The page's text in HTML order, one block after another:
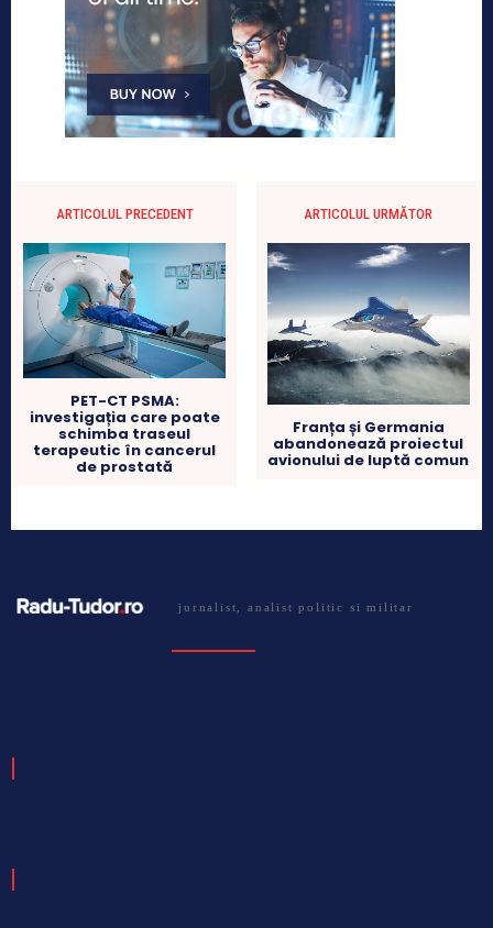
ARTICOLUL PRECEDENT
PET-CT PSMA:
investigația care poate
schimba traseul
terapeutic în cancerul
de prostată
ARTICOLUL URMĂTOR
Franța și Germania
abandonează proiectul
avionului de luptă comun
jurnalist, analist politic si militar